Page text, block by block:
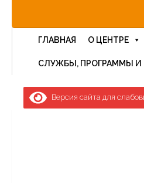
ГЛАВНАЯ О ЦЕНТРЕ
СЛУЖБЫ, ПРОГРАММЫ И
Версия сайта для